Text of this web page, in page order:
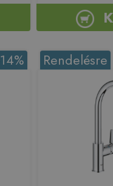
Rendelésre